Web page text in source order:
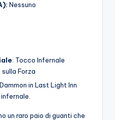
Nessuno
: Tocco Infernale
Forza
in Last Light Inn
un raro paio di guanti che